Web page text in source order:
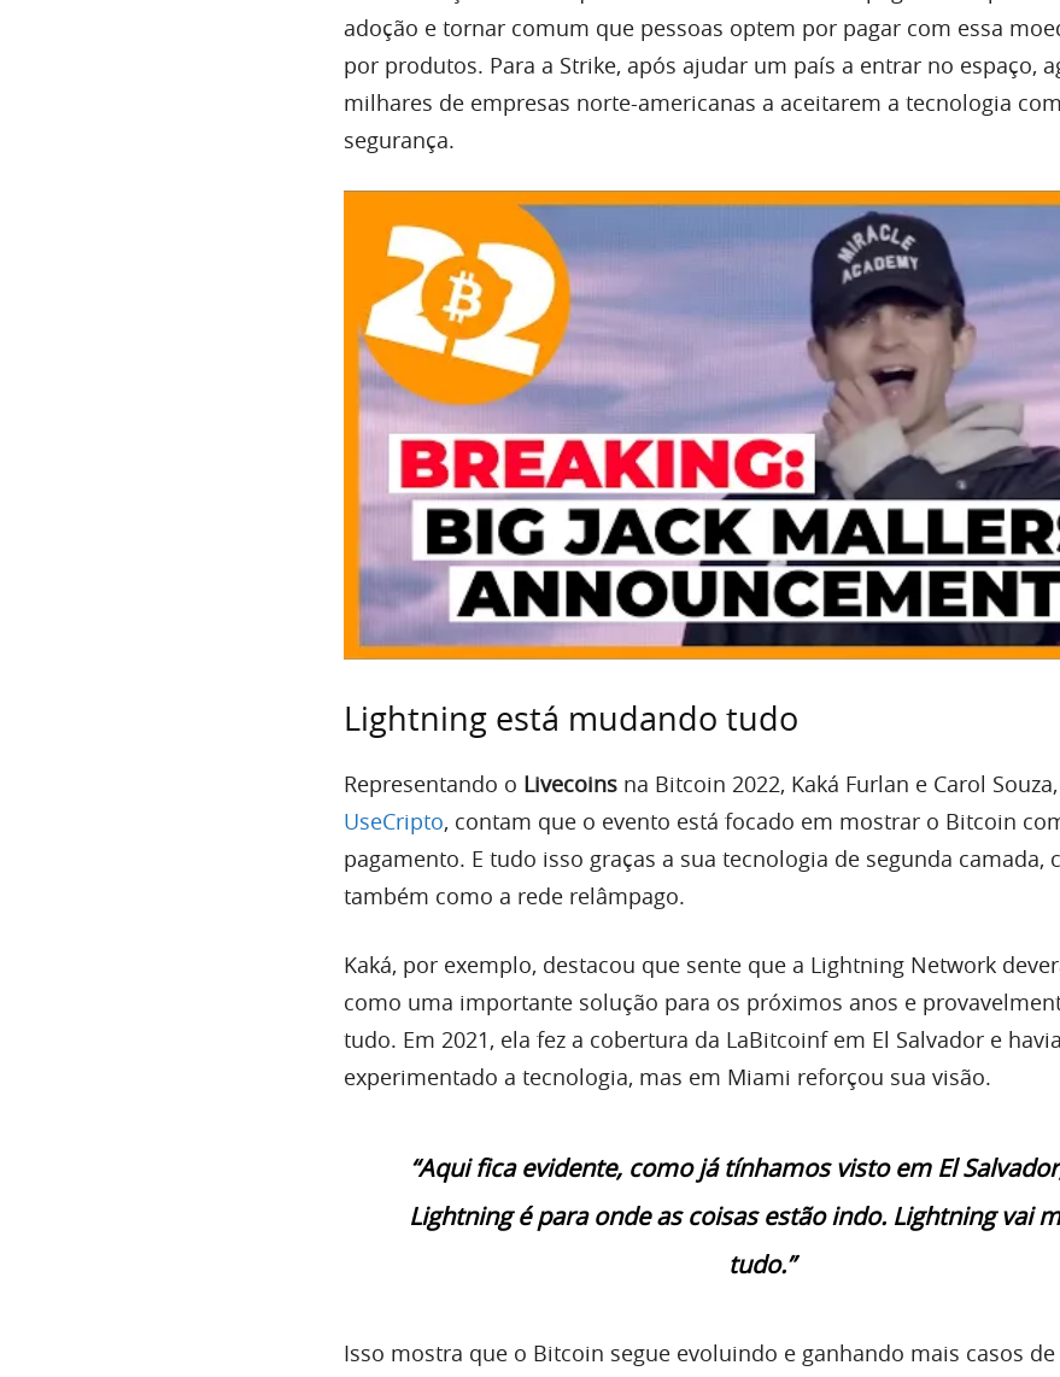
adoção e tornar comum que pessoas optem por pagar com essa
por produtos. Para a Strike, após ajudar um país a entrar no espaço,
milhares de empresas norte-americanas a aceitarem a tecnologia com
segurança.
Lightning está mudando tudo
Representando o Livecoins na Bitcoin 2022, Kaká Furlan e Carol
UseCripto, contam que o evento está focado em mostrar o Bitcoin
pagamento. E tudo isso graças a sua tecnologia de segunda camada,
também como a rede relâmpago.
Kaká, por exemplo, destacou que sente que a Lightning Network
como uma importante solução para os próximos anos e
tudo. Em 2021, ela fez a cobertura da LaBitcoinf em El Salvador e havia
experimentado a tecnologia, mas em Miami reforçou sua visão.
“Aqui fica evidente, como já tínhamos visto em El
Lightning é para onde as coisas estão indo. Lightning vai
tudo.”
Isso mostra que o Bitcoin segue evoluindo e ganhando mais casos